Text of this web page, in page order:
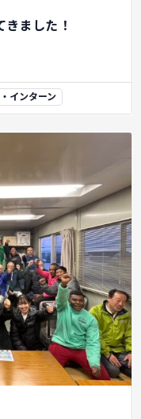
ました！
インターン